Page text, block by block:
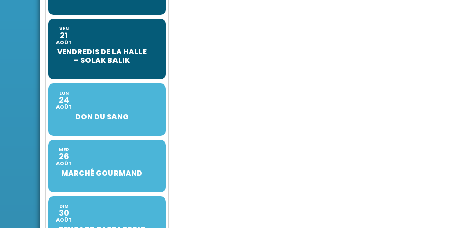
VEN
21
AOÛT
VENDREDIS DE LA HALLE
– SOLAK BALIK
LUN
24
AOÛT
DON DU SANG
MER
26
AOÛT
MARCHÉ GOURMAND
DIM
30
AOÛT